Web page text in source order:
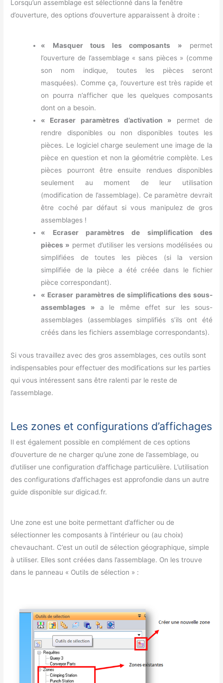
Lorsqu’un assemblage est sélectionné dans la fenêtre
d’ouverture, des options d’ouverture apparaissent à droite :
« Masquer tous les composants » permet
l’ouverture de l’assemblage « sans pièces » (comme
son nom indique, toutes les pièces seront
masquées). Comme ça, l’ouverture est très rapide et
on pourra n’afficher que les quelques composants
dont on a besoin.
« Ecraser paramètres d’activation » permet de
rendre disponibles ou non disponibles toutes les
pièces. Le logiciel charge seulement une image de la
pièce en question et non la géométrie complète. Les
pièces pourront être ensuite rendues disponibles
seulement au moment de leur utilisation
(modification de l’assemblage). Ce paramètre devrait
être coché par défaut si vous manipulez de gros
assemblages !
« Ecraser paramètres de simplification des
pièces » permet d’utiliser les versions modélisées ou
simplifiées de toutes les pièces (si la version
simplifiée de la pièce a été créée dans le fichier
pièce correspondant).
« Ecraser paramètres de simplifications des sous-
assemblages » a le même effet sur les sous-
assemblages (assemblages simplifiés s’ils ont été
créés dans les fichiers assemblage correspondants).
Si vous travaillez avec des gros assemblages, ces outils sont
indispensables pour effectuer des modifications sur les parties
qui vous intéressent sans être ralenti par le reste de
l’assemblage.
Les zones et configurations d’affichages
Il est également possible en complément de ces options
d’ouverture de ne charger qu’une zone de l’assemblage, ou
d’utiliser une configuration d’affichage particulière. L’utilisation
des configurations d’affichages est approfondie dans un autre
guide disponible sur digicad.fr.
Une zone est une boite permettant d’afficher ou de
sélectionner les composants à l’intérieur ou (au choix)
chevauchant. C’est un outil de sélection géographique, simple
à utiliser. Elles sont créées dans l’assemblage. On les trouve
dans le panneau « Outils de sélection » :